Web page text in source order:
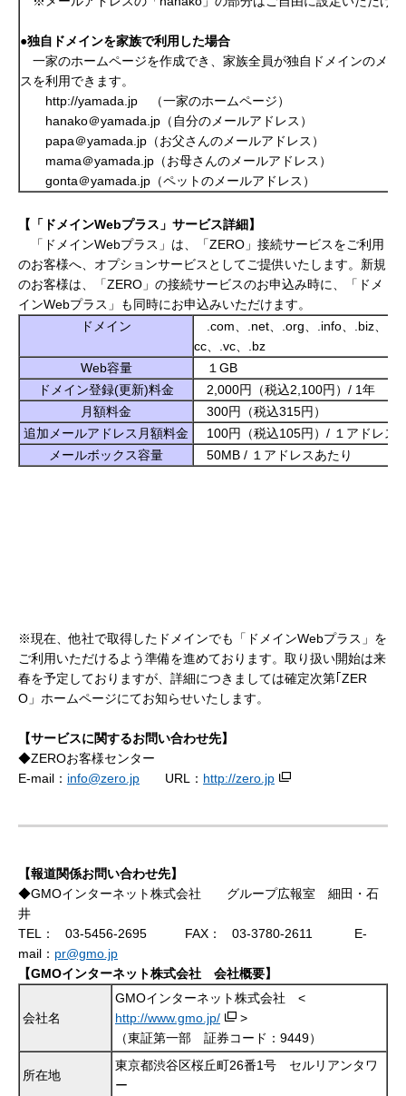
●独自ドメインを家族で利用した場合
一家のホームページを作成でき、家族全員が独自ドメインのメー
スを利用できます。
http://yamada.jp （一家のホームページ）
hanako＠yamada.jp（自分のメールアドレス）
papa＠yamada.jp（お父さんのメールアドレス）
mama＠yamada.jp（お母さんのメールアドレス）
gonta＠yamada.jp（ペットのメールアドレス）
【「ドメインWebプラス」サービス詳細】
「ドメインWebプラス」は、「ZERO」接続サービスをご利用
のお客様へ、オプションサービスとしてご提供いたします。新規
のお客様は、「ZERO」の接続サービスのお申込み時に、「ドメ
インWebプラス」も同時にお申込みいただけます。
ドメイン
.com、.net、.org、.info、.biz、.jp
cc、.vc、.bz
Web容量
１GB
ドメイン登録(更新)料金
2,000円（税込2,100円）/ 1年
月額料金
300円（税込315円）
追加メールアドレス月額料金
100円（税込105円）/ １アドレス
メールボックス容量
50MB / １アドレスあたり
※現在、他社で取得したドメインでも「ドメインWebプラス」を
ご利用いただけるよう準備を進めております。取り扱い開始は来
春を予定しておりますが、詳細につきましては確定次第｢ZER
O」ホームページにてお知らせいたします。
【サービスに関するお問い合わせ先】
◆ZEROお客様センター
E-mail： info@zero.jp URL： http://zero.jp
【報道関係お問い合わせ先】
◆GMOインターネット株式会社 グループ広報室 細田・石
井
TEL：
03-5456-2695 FAX： 03-3780-2611
E-
mail： pr@gmo.jp
【GMOインターネット株式会社 会社概要】
会社名
GMOインターネット株式会社 <
http://www.gmo.jp/
>
（東証第一部 証券コード：9449）
所在地
東京都渋谷区桜丘町26番1号 セルリアンタワ
ー